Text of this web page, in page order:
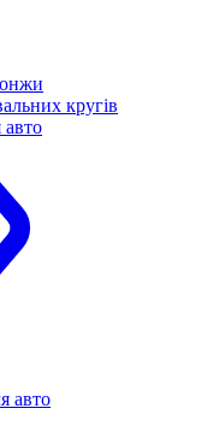
кругів
авто